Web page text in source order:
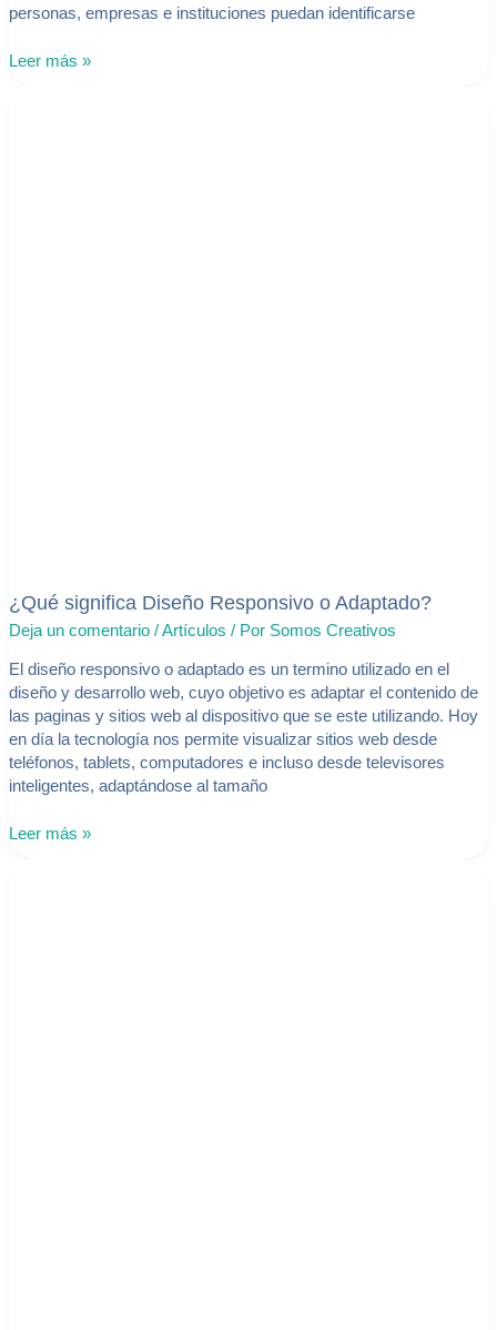
personas, empresas e instituciones puedan identificarse
Leer más »
¿Qué significa Diseño Responsivo o Adaptado?
Deja un comentario /Artículos / Por Somos Creativos
El diseño responsivo o adaptado es un termino utilizado en el
diseño y desarrollo web, cuyo objetivo es adaptar el contenido de
las paginas y sitios web al dispositivo que se este utilizando. Hoy
en día la tecnología nos permite visualizar sitios web desde
teléfonos, tablets, computadores e incluso desde televisores
inteligentes, adaptándose al tamaño
Leer más »